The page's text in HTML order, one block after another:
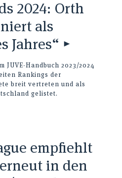
2024: Orth
als
Jahres“ ▸
JUVE-Handbuch 2023/2024
Rankings der
breit vertreten und als
gelistet.
empfiehlt
in den